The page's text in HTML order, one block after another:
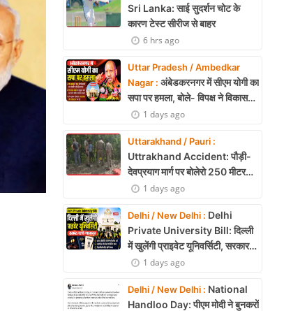
Sri Lanka: साई सुदर्शन चोट के
कारण टेस्ट सीरीज से बाहर
6 hrs ago
Uttar Pradesh / Ambedkar
Nagar : अंबेडकरनगर में सीएम योगी का
सपा पर हमला, बोले- विपक्ष ने विकास
और अनुपूरक बजट पर रोकी चर्चा
1 days ago
Uttarakhand / Pauri :
Uttrakhand Accident: पौड़ी-
देवप्रयाग मार्ग पर बोलेरो 250 मीटर
खाई में गिरी, 5 लोगों की मौत
1 days ago
Delhi / New Delhi : Delhi
Private University Bill: दिल्ली
में खुलेंगी प्राइवेट यूनिवर्सिटी, सरकार
लाएगी नया कानून
1 days ago
Delhi / New Delhi : National
Handloo Day: पीएम मोदी ने बुनकरों